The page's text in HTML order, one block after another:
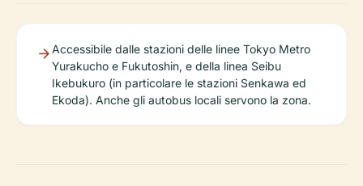
Accessibile dalle stazioni delle linee Tokyo Metro
Yurakucho e Fukutoshin, e della linea Seibu
Ikebukuro (in particolare le stazioni Senkawa ed
Ekoda). Anche gli autobus locali servono la zona.